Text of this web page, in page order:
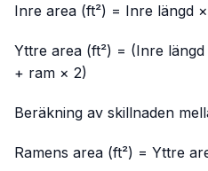
Inre area (ft²) = Inre längd
Yttre area (ft²) = (Inre
+ ram × 2)
Beräkning av skillnaden
Ramens area (ft²) = Yttre